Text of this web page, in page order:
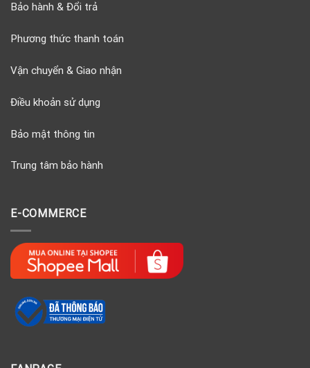
Bảo hành & Đổi trả
Phương thức thanh toán
Vận chuyển & Giao nhận
Điều khoản sử dụng
Bảo mật thông tin
Trung tâm bảo hành
E-COMMERCE